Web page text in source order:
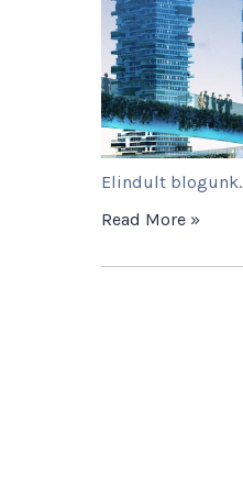
Elindult blogunk.
Read More »